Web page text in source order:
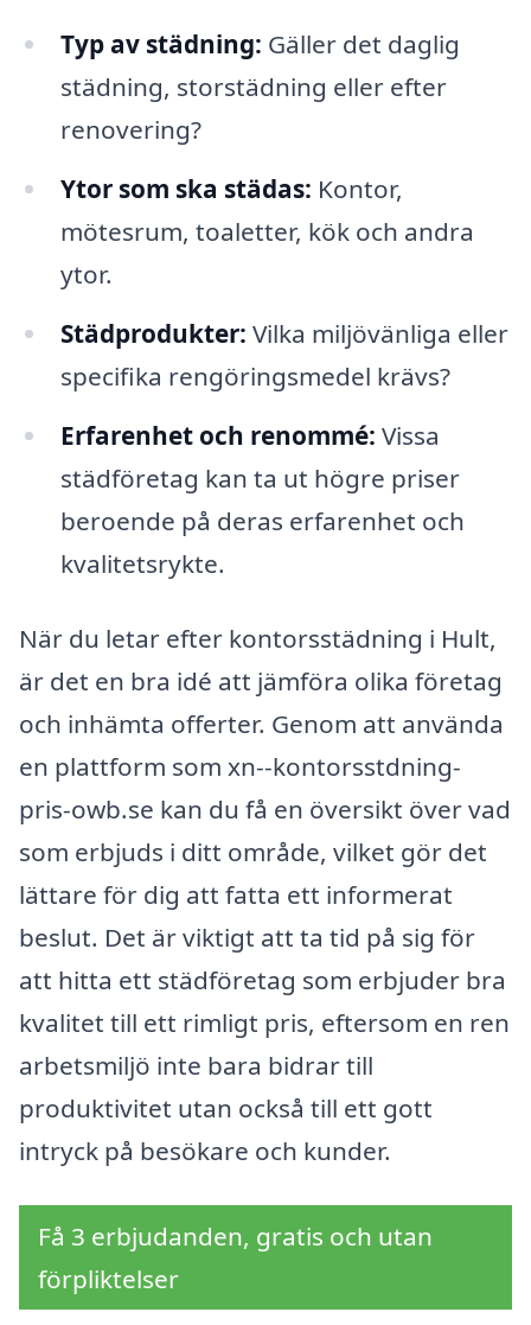
Typ av städning: Gäller det daglig
städning, storstädning eller efter
renovering?
Ytor som ska städas: Kontor,
mötesrum, toaletter, kök och andra
ytor.
Städprodukter: Vilka miljövänliga eller
specifika rengöringsmedel krävs?
Erfarenhet och renommé: Vissa
städföretag kan ta ut högre priser
beroende på deras erfarenhet och
kvalitetsrykte.
När du letar efter kontorsstädning i Hult,
är det en bra idé att jämföra olika företag
och inhämta offerter. Genom att använda
en plattform som xn--kontorsstdning-
pris-owb.se kan du få en översikt över vad
som erbjuds i ditt område, vilket gör det
lättare för dig att fatta ett informerat
beslut. Det är viktigt att ta tid på sig för
att hitta ett städföretag som erbjuder bra
kvalitet till ett rimligt pris, eftersom en ren
arbetsmiljö inte bara bidrar till
produktivitet utan också till ett gott
intryck på besökare och kunder.
Få 3 erbjudanden, gratis och utan
förpliktelser